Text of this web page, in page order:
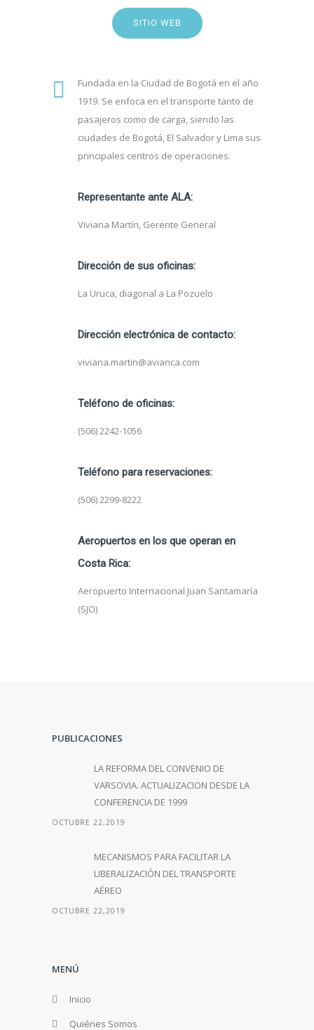
SITIO WEB
Fundada en la Ciudad de Bogotá en el año
1919. Se enfoca en el transporte tanto de
pasajeros como de carga, siendo las
ciudades de Bogotá, El Salvador y Lima sus
principales centros de operaciones.
Representante ante ALA:
Viviana Martín, Gerente General
Dirección de sus oficinas:
La Uruca, diagonal a La Pozuelo
Dirección electrónica de contacto:
viviana.martin@avianca.com
Teléfono de oficinas:
(506) 2242-1056
Teléfono para reservaciones:
(506) 2299-8222
Aeropuertos en los que operan en
Costa Rica:
Aeropuerto Internacional Juan Santamaría
(SJO)
PUBLICACIONES
LA REFORMA DEL CONVENIO DE
VARSOVIA. ACTUALIZACION DESDE LA
CONFERENCIA DE 1999
OCTUBRE 22,2019
MECANISMOS PARA FACILITAR LA
LIBERALIZACIÓN DEL TRANSPORTE
AÉREO
OCTUBRE 22,2019
MENÚ
Inicio
Quiénes Somos